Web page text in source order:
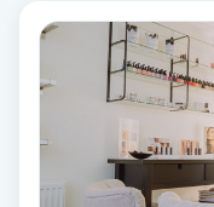
Radiofrekvens
Rakning
Reflexologi